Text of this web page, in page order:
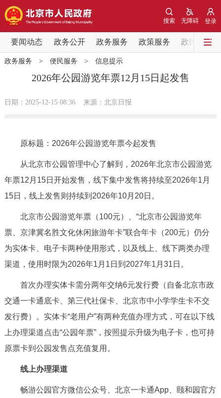
登录
无障碍
搜索
要闻动态 政务公开 政务服务 政策服务 政民互动
要闻动态
党中央精神 国务院信息
政务公开
市领导 机构职能 政策服务
决策公开 专题公开
政务服务
个人服务 法人服务 部门服务
便民服务 利企服务 投资项目
中介服务 阳光政务
政民互动
12345网上接诉即办 我要咨询 我要建议
政务服务 > 便民服务 > 信息提示
2026年公园游览年票12月15日起发售
日期：2025-12-15 08:36 来源：北京日报
原标题：2026年公园游览年票今起发售
从北京市公园管理中心了解到，2026年北京市公园游览
年票12月15日开始发售，线下集中发售将持续至2026年1月
15日，线上发售则持续到2026年10月20日。
北京市公园游览年票（100元）、“北京市公园游览年
票、京津冀名胜文化休闲旅游年卡”联合年卡（200元）仍分
为实体卡、电子卡两种使用形式，以及线上、线下两类办理
渠道，使用时限为2026年1月1日到2027年1月31日。
首次办理实体卡需分两年交纳6元发行费（自备北京市政
交通一卡通底卡、第三代社保卡、北京市中小学学生卡不交
发行费）。实体卡“老用户”有两种充值办理方式，可在以下线
上办理渠道点击“公园年票”，按照提示升级为电子卡，也可持
原票卡到公园发售点充值复用。
线上办理渠道
畅游公园官方微信公众号、北京一卡通App、颐和园官方